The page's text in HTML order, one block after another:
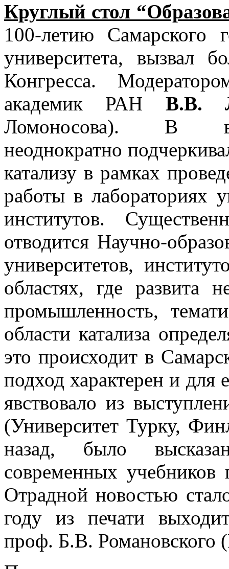
Круглый стол
100-летию Самарского
университета, вызвал
Конгресса.
академик РАН В.В.
Ломоносова). В
неоднократно
катализу в рамках
работы в лабораториях
институтов.
отводится Научно-
университетов,
областях, где развита
промышленность,
области катализа
это происходит в
подход характерен и для
явствовало из
(Университет Турку,
назад, было
современных учебников
Отрадной новостью
году из печати
проф. Б.В.